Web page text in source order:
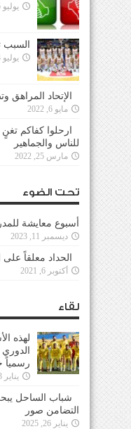
يوليو 25, 2022
السبب
يوليو 24, 2022
الإتحاد المراهق
مايو 6, 2022
ارحلوا كفاكم تغنٍ
للناس والجماهير
مارس 25, 2022
تحت الضوء
أسبوع معايشة
ديسمبر 11, 2023
الحداد معلقاً على
أكتوبر 6, 2021
لقاء
لهذه
الدوري
رسمياً
يناير 13, 2026
شباب الساحل
التضامن صور
يناير 26, 2025